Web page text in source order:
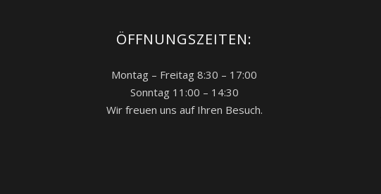
ÖFFNUNGSZEITEN:
Montag – Freitag 8:30 – 17:00
Sonntag 11:00 – 14:30
Wir freuen uns auf Ihren Besuch.